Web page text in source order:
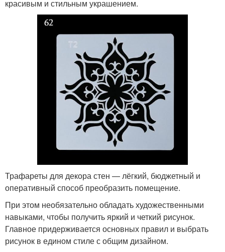
красивым и стильным украшением.
Трафареты для декора стен — лёгкий, бюджетный и
оперативный способ преобразить помещение.
При этом необязательно обладать художественными
навыками, чтобы получить яркий и четкий рисунок.
Главное придерживается основных правил и выбрать
рисунок в едином стиле с общим дизайном.